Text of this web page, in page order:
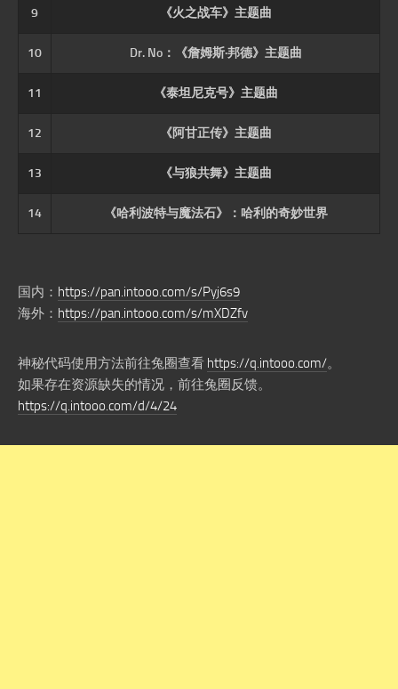
9 《火之战车》主题曲
10 Dr. No：《詹姆斯·邦德》主题曲
11 《泰坦尼克号》主题曲
12 《阿甘正传》主题曲
13 《与狼共舞》主题曲
14 《哈利波特与魔法石》：哈利的奇妙世界
国内： https://pan.intooo.com/s/Pyj6s9
海外： https://pan.intooo.com/s/mXDZfv
神秘代码使用方法前往兔圈查看 https://q.intooo.com/。
如果存在资源缺失的情况，前往兔圈反馈。
https://q.intooo.com/d/4/24